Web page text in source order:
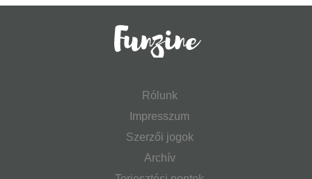
Rólunk
Impresszum
Szerzői jogok
Archív